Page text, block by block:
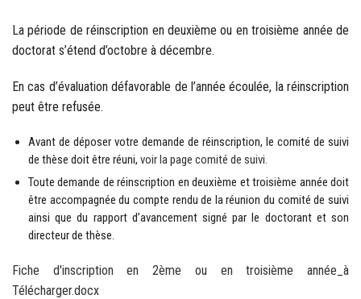
La période de réinscription en deuxième ou en troisième année de
doctorat s’étend d’octobre à décembre.
En cas d’évaluation défavorable de l’année écoulée, la réinscription
peut être refusée.
Avant de déposer votre demande de réinscription, le comité de suivi
de thèse doit être réuni, voir la page comité de suivi.
Toute demande de réinscription en deuxième et troisième année doit
être accompagnée du compte rendu de la réunion du comité de suivi
ainsi que du rapport d’avancement signé par le doctorant et son
directeur de thèse.
Fiche d'inscription en 2ème ou en troisième année_à
Télécharger.docx